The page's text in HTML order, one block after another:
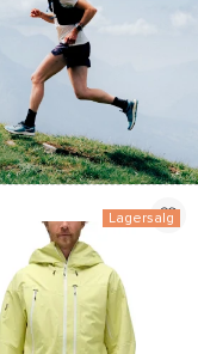
betingelserne
Lagersalg